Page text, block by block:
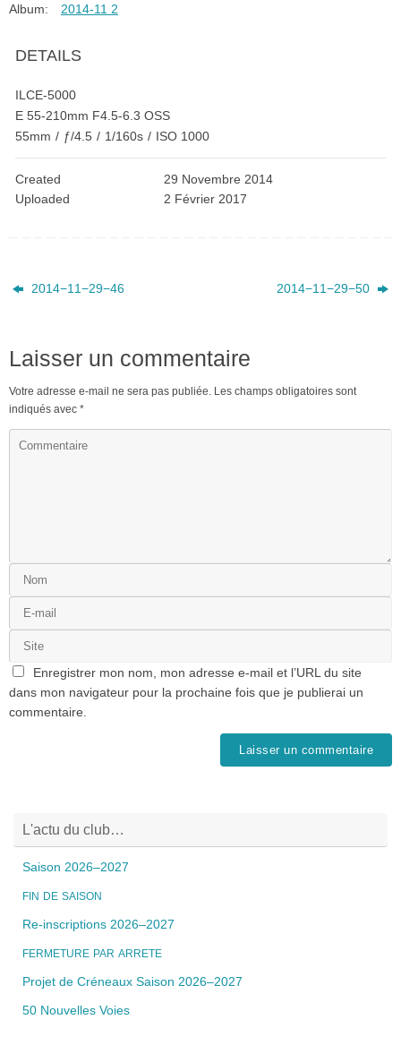
Album: 2014-11 2
DETAILS
ILCE-5000
E 55-210mm F4.5-6.3 OSS
55mm / ƒ/4.5 / 1/160s / ISO 1000
Created
29 Novembre 2014
Uploaded
2 Février 2017
2014−11−29−46 2014−11−29−50
Laisser un commentaire
Votre adresse e-mail ne sera pas publiée. Les champs obligatoires sont
indiqués avec *
Enregistrer mon nom, mon adresse e-mail et l’URL du site
dans mon navigateur pour la prochaine fois que je publierai un
commentaire.
L'actu du club…
Saison 2026–2027
FIN DE SAISON
Re-inscriptions 2026–2027
FERMETURE PAR ARRETE
Projet de Créneaux Saison 2026–2027
50 Nouvelles Voies